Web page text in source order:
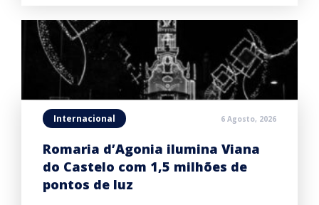
Internacional 6 Agosto, 2026
Romaria d’Agonia ilumina Viana
do Castelo com 1,5 milhões de
pontos de luz